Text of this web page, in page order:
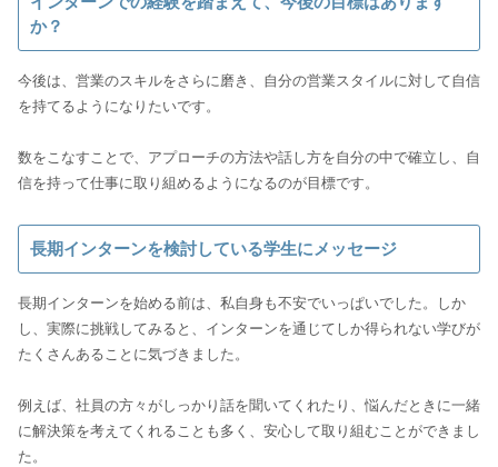
か？
今後は、営業のスキルをさらに磨き、自分の営業スタイルに対して自信
を持てるようになりたいです。
数をこなすことで、アプローチの方法や話し方を自分の中で確立し、自
信を持って仕事に取り組めるようになるのが目標です。
長期インターンを検討している学生にメッセージ
長期インターンを始める前は、私自身も不安でいっぱいでした。しか
し、実際に挑戦してみると、インターンを通じてしか得られない学びが
たくさんあることに気づきました。
例えば、社員の方々がしっかり話を聞いてくれたり、悩んだときに一緒
に解決策を考えてくれることも多く、安心して取り組むことができまし
た。